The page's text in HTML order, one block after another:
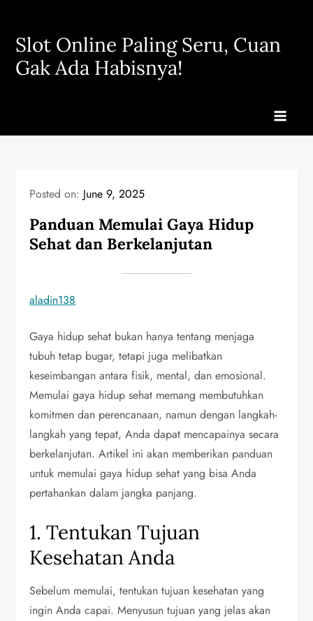
contentSlot Online Paling Seru, Cuan
Gak Ada Habisnya!
Posted on: June 9, 2025
Panduan Memulai Gaya Hidup
Sehat dan Berkelanjutan
aladin138
Gaya hidup sehat bukan hanya tentang menjaga
tubuh tetap bugar, tetapi juga melibatkan
keseimbangan antara fisik, mental, dan emosional.
Memulai gaya hidup sehat memang membutuhkan
komitmen dan perencanaan, namun dengan langkah-
langkah yang tepat, Anda dapat mencapainya secara
berkelanjutan. Artikel ini akan memberikan panduan
untuk memulai gaya hidup sehat yang bisa Anda
pertahankan dalam jangka panjang.
1. Tentukan Tujuan
Kesehatan Anda
Sebelum memulai, tentukan tujuan kesehatan yang
ingin Anda capai. Menyusun tujuan yang jelas akan